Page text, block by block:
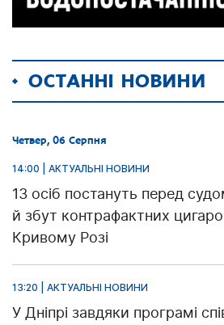
ОСТАННІ НОВИНИ
Четвер, 06 Серпня
14:00 | АКТУАЛЬНІ НОВИНИ
13 осіб постануть перед
й збут контрафактних
Кривому Розі
13:20 | АКТУАЛЬНІ НОВИНИ
У Дніпрі завдяки програмі